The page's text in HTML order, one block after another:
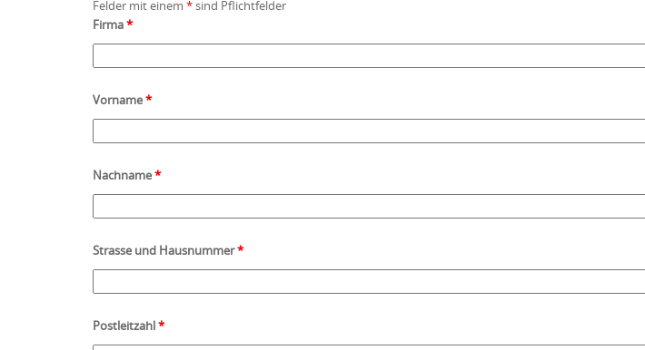
Felder mit einem *sind Pflichtfelder
Firma*
Vorname*
Nachname*
Strasse und Hausnummer*
Postleitzahl*